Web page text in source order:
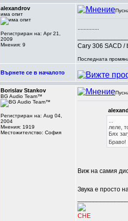
alexandrov
има опит
Регистриран на: Apr 21,
2009
Мнения: 9
..............
Cary 306 SACD /
Последната
Върнете се в началото
Borislav Stankov
BG Audio Team™
Регистриран на: Aug 04,
2004
Мнения: 1919
Местожителство: София
леле,
Бях
Браво!
Виж на самия
Звука е просто
CHE